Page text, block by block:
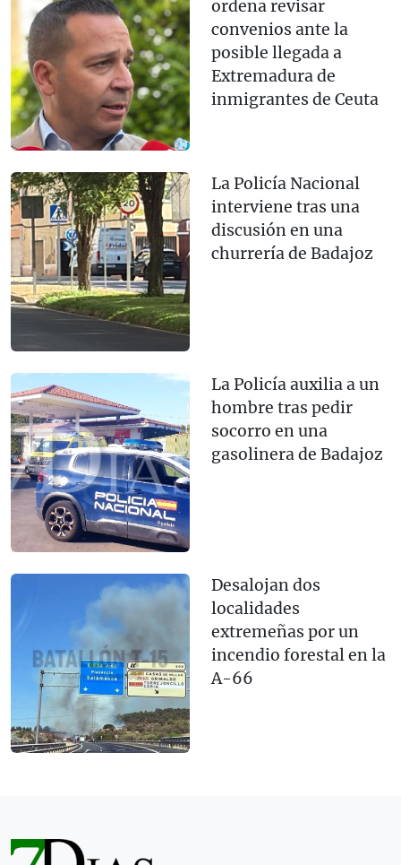
ordena revisar
convenios ante la
posible llegada a
Extremadura de
inmigrantes de Ceuta
La Policía Nacional
interviene tras una
discusión en una
churrería de Badajoz
La Policía auxilia a un
hombre tras pedir
socorro en una
gasolinera de Badajoz
Desalojan dos
localidades
extremeñas por un
incendio forestal en la
A-66